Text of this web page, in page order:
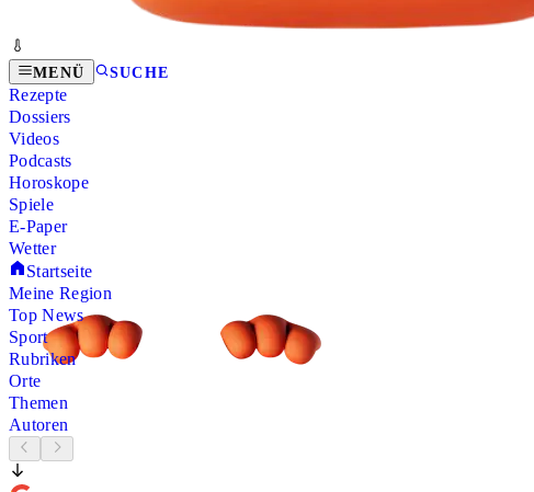
MENÜ SUCHE
Rezepte
Dossiers
Videos
Podcasts
Horoskope
Spiele
E-Paper
Wetter
Startseite
Meine Region
Top News
Sport
Rubriken
Orte
Themen
Autoren